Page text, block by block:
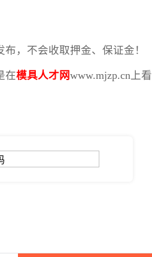
，不会收取押金、保证金！
在模具人才网www.mjzp.cn上看